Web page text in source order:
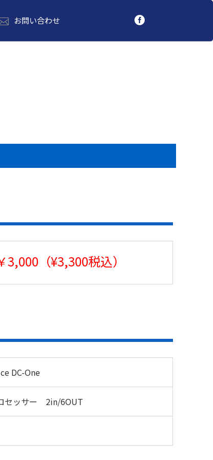
お問い合わせ
3,000（¥3,300税込）
DC-One
セッサー 2in/6OUT